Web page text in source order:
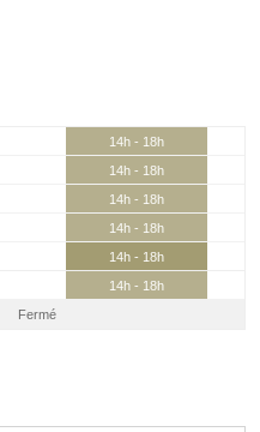
14h - 18h
14h - 18h
14h - 18h
14h - 18h
14h - 18h
14h - 18h
Fermé